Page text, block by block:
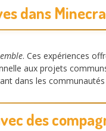
dans
. Ces expériences
aux projets
dans les
des